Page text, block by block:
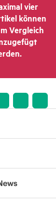
vier
können
Vergleich